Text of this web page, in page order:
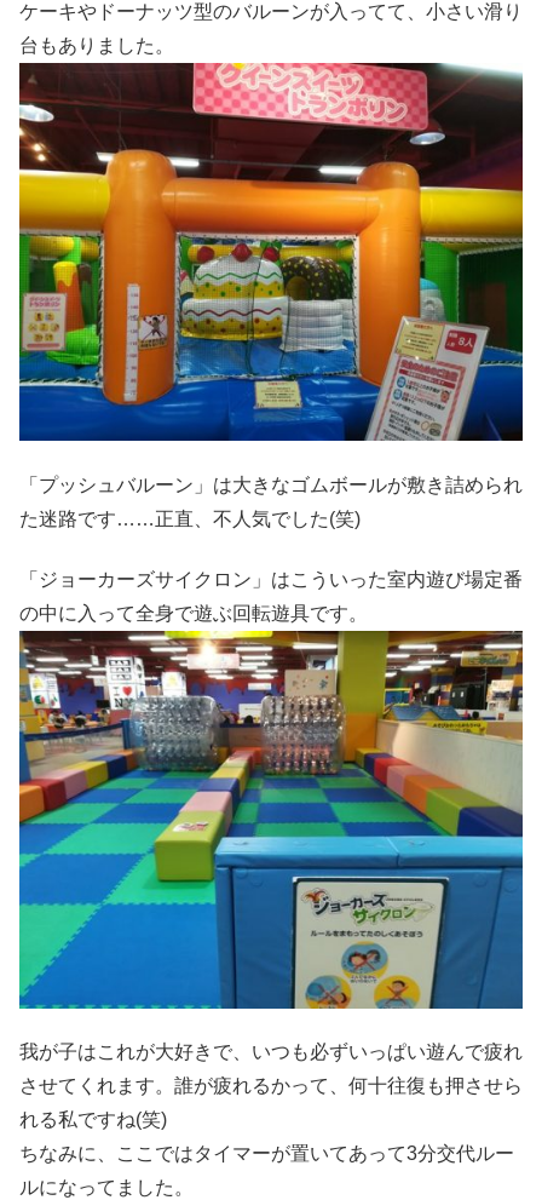
ケーキやドーナッツ型のバルーンが入ってて、小さい滑り
台もありました。
「プッシュバルーン」は大きなゴムボールが敷き詰められ
た迷路です……正直、不人気でした(笑)
「ジョーカーズサイクロン」はこういった室内遊び場定番
の中に入って全身で遊ぶ回転遊具です。
我が子はこれが大好きで、いつも必ずいっぱい遊んで疲れ
させてくれます。誰が疲れるかって、何十往復も押させら
れる私ですね(笑)
ちなみに、ここではタイマーが置いてあって3分交代ルー
ルになってました。